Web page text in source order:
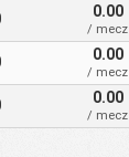
0.00
/ mecz
0.00
/ mecz
0.00
/ mecz